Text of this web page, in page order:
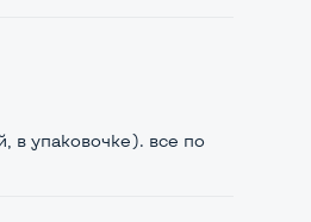
в упаковочке). все по